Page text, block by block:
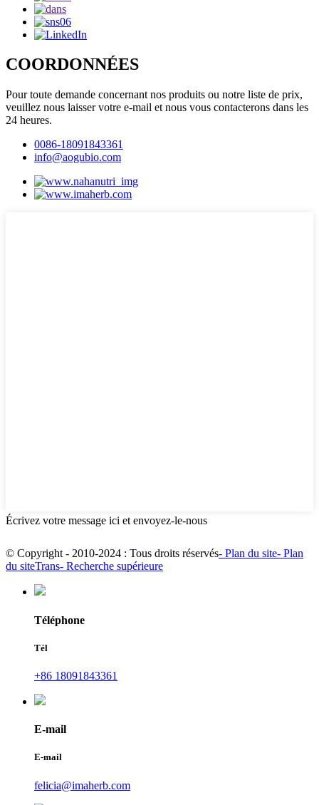
COORDONNÉES
Pour toute demande concernant nos produits ou notre liste de prix,
veuillez nous laisser votre e-mail et nous vous contacterons dans les
24 heures.
0086-18091843361
info@aogubio.com
Écrivez votre message ici et envoyez-le-nous
© Copyright - 2010-2024 : Tous droits réservés- Plan du site- Plan
du siteTrans- Recherche supérieure
Téléphone
Tél
+86 18091843361
E-mail
E-mail
felicia@imaherb.com